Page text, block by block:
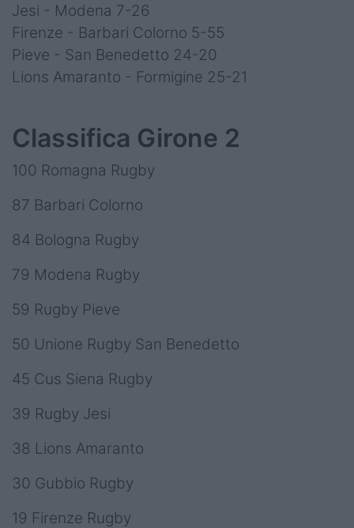
Jesi - Modena 7-26
Firenze - Barbari Colorno 5-55
Pieve - San Benedetto 24-20
Lions Amaranto - Formigine 25-21
Classifica Girone 2
100 Romagna Rugby
87 Barbari Colorno
84 Bologna Rugby
79 Modena Rugby
59 Rugby Pieve
50 Unione Rugby San Benedetto
45 Cus Siena Rugby
39 Rugby Jesi
38 Lions Amaranto
30 Gubbio Rugby
19 Firenze Rugby